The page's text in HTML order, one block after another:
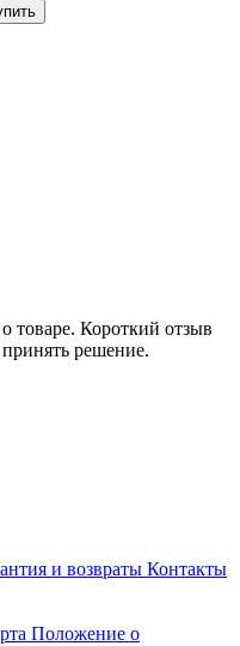
товаре. Короткий отзыв
решение.
и возвраты Контакты
Положение о